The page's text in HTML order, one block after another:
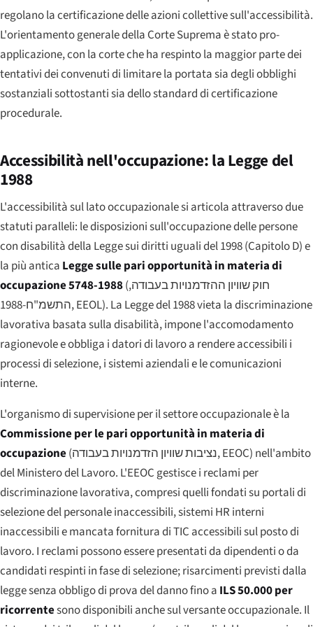
regolano la certificazione delle azioni collettive sull'accessibilità.
L'orientamento generale della Corte Suprema è stato pro-
applicazione, con la corte che ha respinto la maggior parte dei
tentativi dei convenuti di limitare la portata sia degli obblighi
sostanziali sottostanti sia dello standard di certificazione
procedurale.
Accessibilità nell'occupazione: la Legge del
1988
L'accessibilità sul lato occupazionale si articola attraverso due
statuti paralleli: le disposizioni sull'occupazione delle persone
con disabilità della Legge sui diritti uguali del 1998 (Capitolo D) e
la più antica Legge sulle pari opportunità in materia di
occupazione 5748-1988(חוק שוויון ההזדמנויות בעבודה,
התשמ"ח-1988, EEOL). La Legge del 1988 vieta la discriminazione
lavorativa basata sulla disabilità, impone l'accomodamento
ragionevole e obbliga i datori di lavoro a rendere accessibili i
processi di selezione, i sistemi aziendali e le comunicazioni
interne.
L'organismo di supervisione per il settore occupazionale è la
Commissione per le pari opportunità in materia di
occupazione(נציבות שוויון הזדמנויות בעבודה, EEOC) nell'ambito
del Ministero del Lavoro. L'EEOC gestisce i reclami per
discriminazione lavorativa, compresi quelli fondati su portali di
selezione del personale inaccessibili, sistemi HR interni
inaccessibili e mancata fornitura di TIC accessibili sul posto di
lavoro. I reclami possono essere presentati da dipendenti o da
candidati respinti in fase di selezione; risarcimenti previsti dalla
legge senza obbligo di prova del danno fino a ILS 50.000 per
ricorrentesono disponibili anche sul versante occupazionale. Il